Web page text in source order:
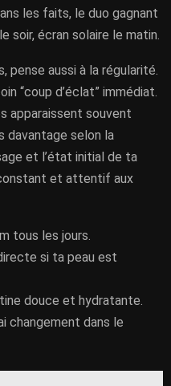
les faits, le duo gagnant
soir, écran solaire le matin.
pense aussi à la régularité.
“coup d’éclat” immédiat.
apparaissent souvent
davantage selon la
et l’état initial de ta
et attentif aux
tous les jours.
si ta peau est
douce et hydratante.
changement dans le